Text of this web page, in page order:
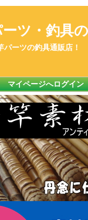
ツ・釣具の
ツの釣具通販店！
マイページへログイン